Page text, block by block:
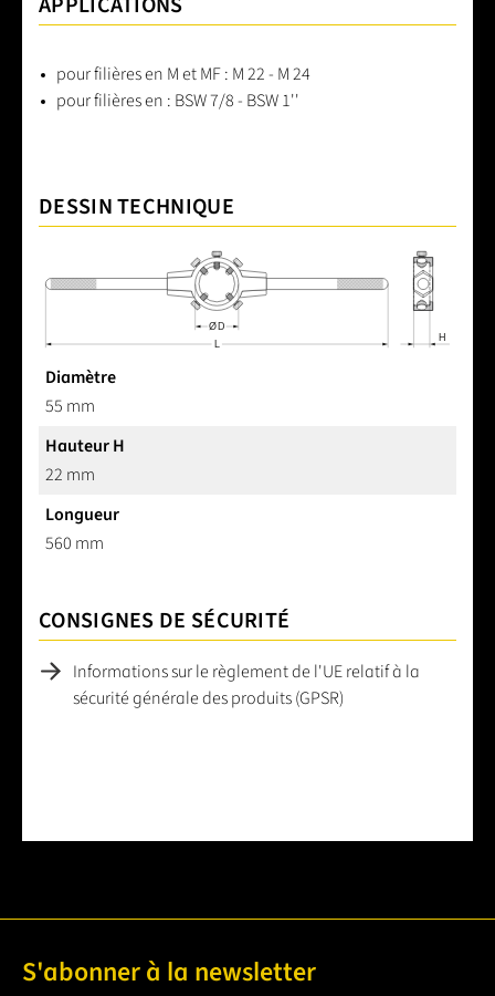
pour filières en M et MF : M 22 - M 24
pour filières en : BSW 7/8 - BSW 1''
DESSIN TECHNIQUE
Diamètre
55 mm
Hauteur H
22 mm
Longueur
560 mm
CONSIGNES DE SÉCURITÉ
Informations sur le règlement de l'UE relatif à la
sécurité générale des produits (GPSR)
S'abonner à la newsletter